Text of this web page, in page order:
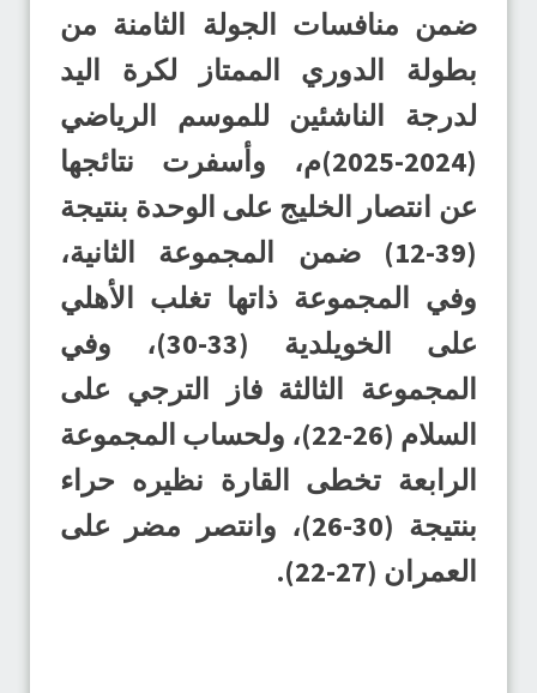
ضمن منافسات الجولة الثامنة من
بطولة الدوري الممتاز لكرة اليد
لدرجة الناشئين للموسم الرياضي
(2024-2025)م، وأسفرت نتائجها
عن انتصار الخليج على الوحدة بنتيجة
(39-12) ضمن المجموعة الثانية،
وفي المجموعة ذاتها تغلب الأهلي
على الخويلدية (33-30)، وفي
المجموعة الثالثة فاز الترجي على
السلام (26-22)، ولحساب المجموعة
الرابعة تخطى القارة نظيره حراء
بنتيجة (30-26)، وانتصر مضر على
العمران (27-22).